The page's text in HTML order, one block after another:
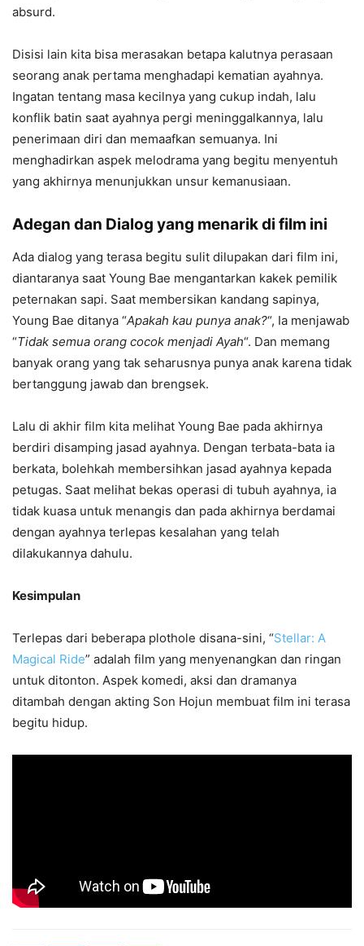
absurd.
Disisi lain kita bisa merasakan betapa kalutnya perasaan
seorang anak pertama menghadapi kematian ayahnya.
Ingatan tentang masa kecilnya yang cukup indah, lalu
konflik batin saat ayahnya pergi meninggalkannya, lalu
penerimaan diri dan memaafkan semuanya. Ini
menghadirkan aspek melodrama yang begitu menyentuh
yang akhirnya menunjukkan unsur kemanusiaan.
Adegan dan Dialog yang menarik di film ini
Ada dialog yang terasa begitu sulit dilupakan dari film ini,
diantaranya saat Young Bae mengantarkan kakek pemilik
peternakan sapi. Saat membersikan kandang sapinya,
Young Bae ditanya “Apakah kau punya anak?“, Ia menjawab
“Tidak semua orang cocok menjadi Ayah“. Dan memang
banyak orang yang tak seharusnya punya anak karena tidak
bertanggung jawab dan brengsek.
Lalu di akhir film kita melihat Young Bae pada akhirnya
berdiri disamping jasad ayahnya. Dengan terbata-bata ia
berkata, bolehkah membersihkan jasad ayahnya kepada
petugas. Saat melihat bekas operasi di tubuh ayahnya, ia
tidak kuasa untuk menangis dan pada akhirnya berdamai
dengan ayahnya terlepas kesalahan yang telah
dilakukannya dahulu.
Kesimpulan
Terlepas dari beberapa plothole disana-sini, “Stellar: A
Magical Ride” adalah film yang menyenangkan dan ringan
untuk ditonton. Aspek komedi, aksi dan dramanya
ditambah dengan akting Son Hojun membuat film ini terasa
begitu hidup.